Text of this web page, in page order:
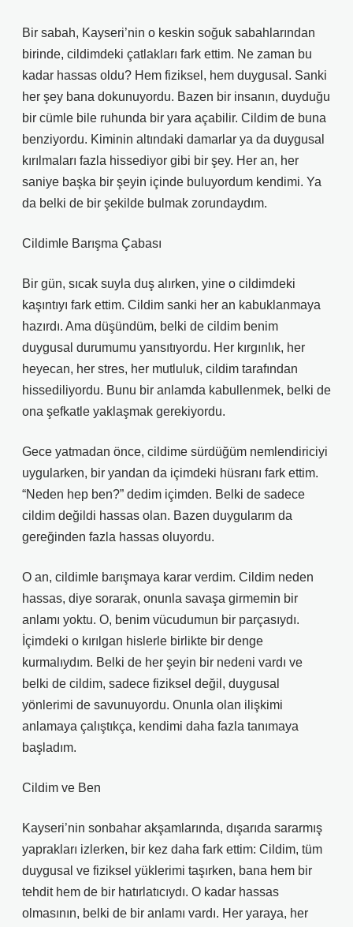
Bir sabah, Kayseri’nin o keskin soğuk sabahlarından
birinde, cildimdeki çatlakları fark ettim. Ne zaman bu
kadar hassas oldu? Hem fiziksel, hem duygusal. Sanki
her şey bana dokunuyordu. Bazen bir insanın, duyduğu
bir cümle bile ruhunda bir yara açabilir. Cildim de buna
benziyordu. Kiminin altındaki damarlar ya da duygusal
kırılmaları fazla hissediyor gibi bir şey. Her an, her
saniye başka bir şeyin içinde buluyordum kendimi. Ya
da belki de bir şekilde bulmak zorundaydım.
Cildimle Barışma Çabası
Bir gün, sıcak suyla duş alırken, yine o cildimdeki
kaşıntıyı fark ettim. Cildim sanki her an kabuklanmaya
hazırdı. Ama düşündüm, belki de cildim benim
duygusal durumumu yansıtıyordu. Her kırgınlık, her
heyecan, her stres, her mutluluk, cildim tarafından
hissediliyordu. Bunu bir anlamda kabullenmek, belki de
ona şefkatle yaklaşmak gerekiyordu.
Gece yatmadan önce, cildime sürdüğüm nemlendiriciyi
uygularken, bir yandan da içimdeki hüsranı fark ettim.
“Neden hep ben?” dedim içimden. Belki de sadece
cildim değildi hassas olan. Bazen duygularım da
gereğinden fazla hassas oluyordu.
O an, cildimle barışmaya karar verdim. Cildim neden
hassas, diye sorarak, onunla savaşa girmemin bir
anlamı yoktu. O, benim vücudumun bir parçasıydı.
İçimdeki o kırılgan hislerle birlikte bir denge
kurmalıydım. Belki de her şeyin bir nedeni vardı ve
belki de cildim, sadece fiziksel değil, duygusal
yönlerimi de savunuyordu. Onunla olan ilişkimi
anlamaya çalıştıkça, kendimi daha fazla tanımaya
başladım.
Cildim ve Ben
Kayseri’nin sonbahar akşamlarında, dışarıda sararmış
yaprakları izlerken, bir kez daha fark ettim: Cildim, tüm
duygusal ve fiziksel yüklerimi taşırken, bana hem bir
tehdit hem de bir hatırlatıcıydı. O kadar hassas
olmasının, belki de bir anlamı vardı. Her yaraya, her